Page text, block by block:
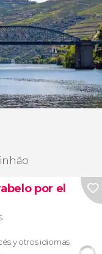
por el
y otros idiomas